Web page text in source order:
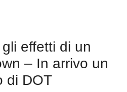
effetti di un
– In arrivo un
di DOT